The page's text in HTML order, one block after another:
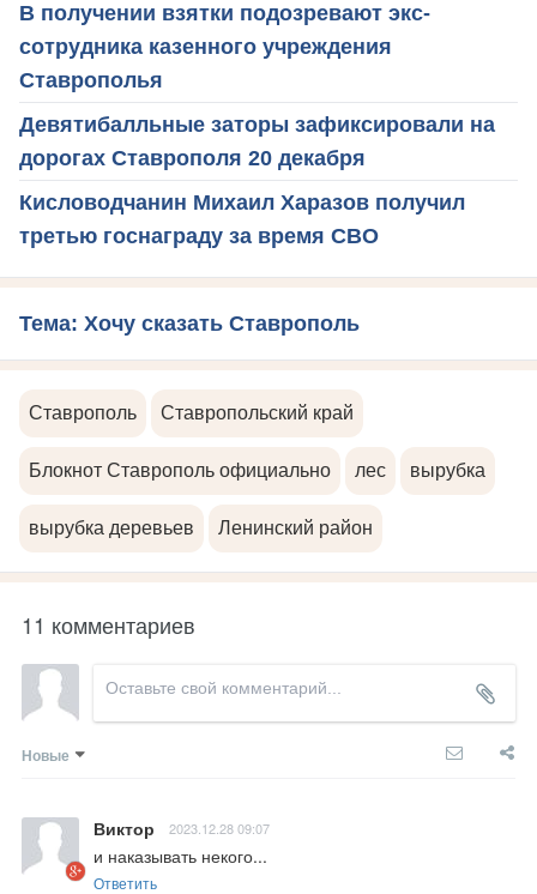
В получении взятки подозревают экс-
сотрудника казенного учреждения
Ставрополья
Девятибалльные заторы зафиксировали на
дорогах Ставрополя 20 декабря
Кисловодчанин Михаил Харазов получил
третью госнаграду за время СВО
Тема: Хочу сказать Ставрополь
Ставрополь Ставропольский край
Блокнот Ставрополь официально лес вырубка
вырубка деревьев Ленинский район
11 комментариев
Новые
Виктор 2023.12.28 09:07
и наказывать некого...
Ответить